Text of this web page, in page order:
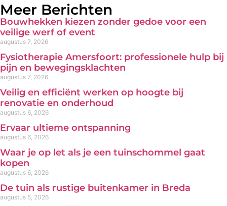
Meer Berichten
Bouwhekken kiezen zonder gedoe voor een
veilige werf of event
augustus 7, 2026
Fysiotherapie Amersfoort: professionele hulp bij
pijn en bewegingsklachten
augustus 7, 2026
Veilig en efficiënt werken op hoogte bij
renovatie en onderhoud
augustus 6, 2026
Ervaar ultieme ontspanning
augustus 6, 2026
Waar je op let als je een tuinschommel gaat
kopen
augustus 6, 2026
De tuin als rustige buitenkamer in Breda
augustus 5, 2026